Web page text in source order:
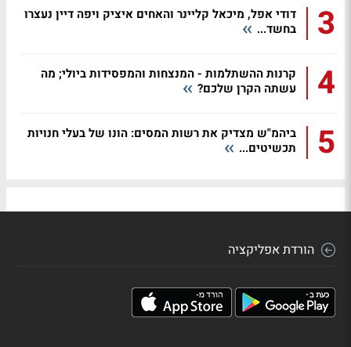
3
דודי אפל, מיכאל קליינר והאחים איציק ויפה דיין נעצרו
בחשד...
4
קרנות ההשתלמות - המנצחות והמפסידות ביולי; מה
עשתה הקרן שלכם?
5
ביהמ"ש מצדיק את רשות המסים: הונו של בעלי חנויות
תכשיטים...
הורדת אפליקציה